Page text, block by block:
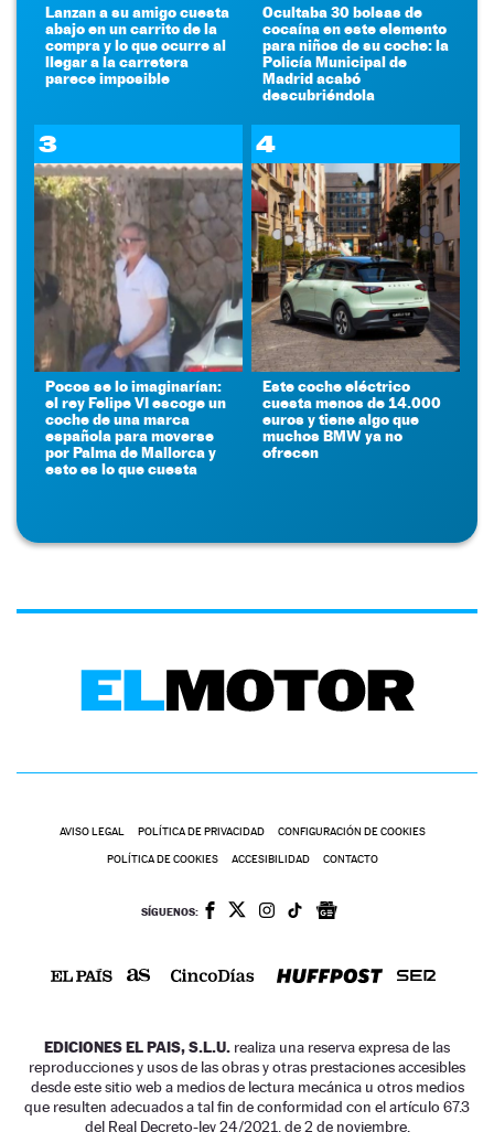
Lanzan a su amigo cuesta
abajo en un carrito de la
compra y lo que ocurre al
llegar a la carretera
parece imposible
Ocultaba 30 bolsas de
cocaína en este elemento
para niños de su coche: la
Policía Municipal de
Madrid acabó
descubriéndola
3
Pocos se lo imaginarían:
el rey Felipe VI escoge un
coche de una marca
española para moverse
por Palma de Mallorca y
esto es lo que cuesta
4
Este coche eléctrico
cuesta menos de 14.000
euros y tiene algo que
muchos BMW ya no
ofrecen
AVISO LEGAL POLÍTICA DE PRIVACIDAD CONFIGURACIÓN DE COOKIES
POLÍTICA DE COOKIES ACCESIBILIDAD CONTACTO
SÍGUENOS:
EDICIONES EL PAIS, S.L.U. realiza una reserva expresa de las
reproducciones y usos de las obras y otras prestaciones accesibles
desde este sitio web a medios de lectura mecánica u otros medios
que resulten adecuados a tal fin de conformidad con el artículo 67.3
del Real Decreto-ley 24/2021, de 2 de noviembre.